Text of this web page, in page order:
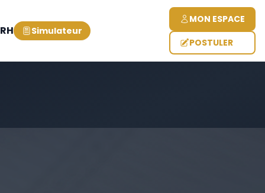
Simulateur
MON ESPACE
POSTULER